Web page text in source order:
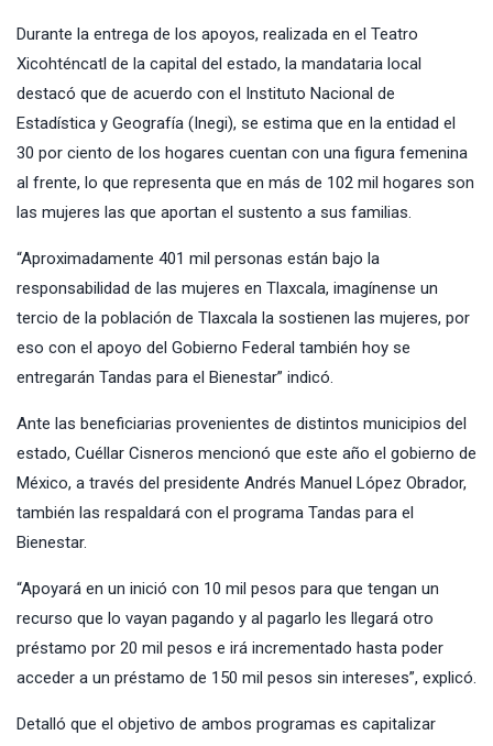
Durante la entrega de los apoyos, realizada en el Teatro
Xicohténcatl de la capital del estado, la mandataria local
destacó que de acuerdo con el Instituto Nacional de
Estadística y Geografía (Inegi), se estima que en la entidad el
30 por ciento de los hogares cuentan con una figura femenina
al frente, lo que representa que en más de 102 mil hogares son
las mujeres las que aportan el sustento a sus familias.
“Aproximadamente 401 mil personas están bajo la
responsabilidad de las mujeres en Tlaxcala, imagínense un
tercio de la población de Tlaxcala la sostienen las mujeres, por
eso con el apoyo del Gobierno Federal también hoy se
entregarán Tandas para el Bienestar” indicó.
Ante las beneficiarias provenientes de distintos municipios del
estado, Cuéllar Cisneros mencionó que este año el gobierno de
México, a través del presidente Andrés Manuel López Obrador,
también las respaldará con el programa Tandas para el
Bienestar.
“Apoyará en un inició con 10 mil pesos para que tengan un
recurso que lo vayan pagando y al pagarlo les llegará otro
préstamo por 20 mil pesos e irá incrementado hasta poder
acceder a un préstamo de 150 mil pesos sin intereses”, explicó.
Detalló que el objetivo de ambos programas es capitalizar